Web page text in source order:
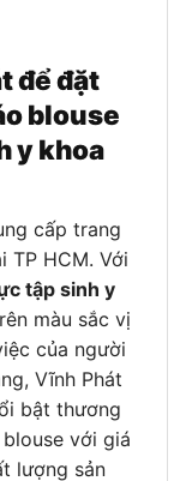
để đặt
blouse
y khoa
cấp trang
TP HCM. Với
tập sinh y
màu sắc vị
của người
Vĩnh Phát
bật thương
với giá
lượng sản